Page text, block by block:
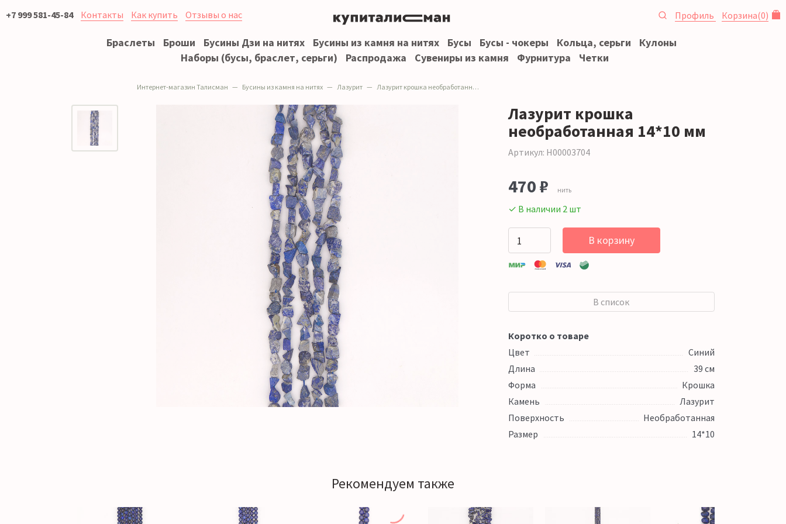
+7 999 581-45-84 Контакты Как купить Отзывы о нас Профиль Корзина(0)
Браслеты Броши Бусины Дзи на нитях Бусины из камня на нитях Бусы Бусы - чокеры Кольца, серьги
Кулоны
Наборы (бусы, браслет, серьги)
Распродажа Сувениры из камня Фурнитура Четки
Интернет-магазин Талисман Бусины из камня на нитях Лазурит Лазурит крошка необработанная 14*10 мм
Лазурит крошка
необработанная 14*10 мм
Артикул: Н00003704
470 ₽ нить
✓ В наличии 2 шт
В корзину
В список
Коротко о товаре
Цвет
Синий
Длина
39 см
Форма
Крошка
Камень
Лазурит
Поверхность
Необработанная
Размер
14*10
Рекомендуем также